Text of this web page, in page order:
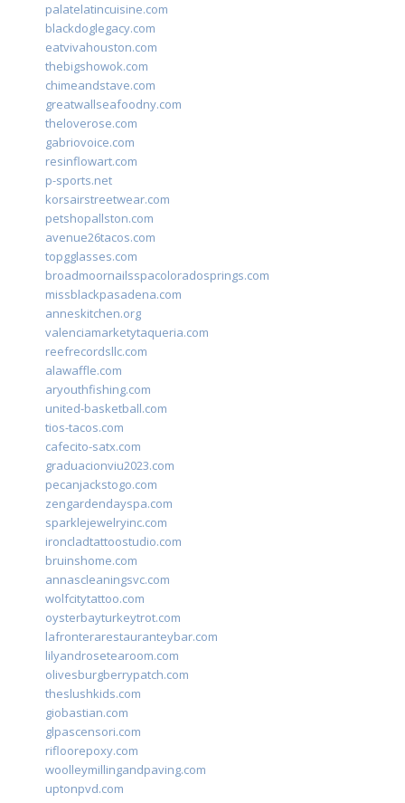
palatelatincuisine.com
blackdoglegacy.com
eatvivahouston.com
thebigshowok.com
chimeandstave.com
greatwallseafoodny.com
theloverose.com
gabriovoice.com
resinflowart.com
p-sports.net
korsairstreetwear.com
petshopallston.com
avenue26tacos.com
topgglasses.com
broadmoornailsspacoloradosprings.com
missblackpasadena.com
anneskitchen.org
valenciamarketytaqueria.com
reefrecordsllc.com
alawaffle.com
aryouthfishing.com
united-basketball.com
tios-tacos.com
cafecito-satx.com
graduacionviu2023.com
pecanjackstogo.com
zengardendayspa.com
sparklejewelryinc.com
ironcladtattoostudio.com
bruinshome.com
annascleaningsvc.com
wolfcitytattoo.com
oysterbayturkeytrot.com
lafronterarestauranteybar.com
lilyandrosetearoom.com
olivesburgberrypatch.com
theslushkids.com
giobastian.com
glpascensori.com
rifloorepoxy.com
woolleymillingandpaving.com
uptonpvd.com